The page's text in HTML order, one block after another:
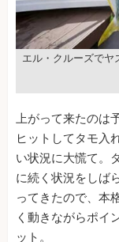
エル・クルーズでヤ
上がって来たのは
ヒットしてタモ入
い状況に大慌て。
に続く状況をしば
ってきたので、本
く動きながらポイ
ット。